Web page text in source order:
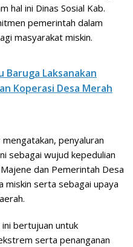
hal ini Dinas Sosial Kab.
pemerintah dalam
masyarakat miskin.
Baruga Laksanakan
Koperasi Desa Merah
penyaluran
sebagai wujud kepedulian
dan Pemerintah Desa
miskin serta sebagai upaya
bertujuan untuk
serta penanganan